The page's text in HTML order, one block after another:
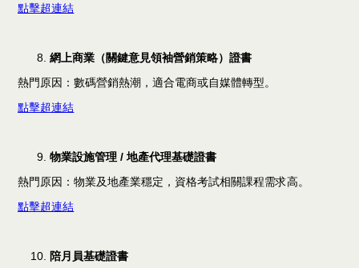
點擊超連結
網上商業（關鍵意見領袖營銷策略）證書
熱門原因：數碼營銷熱潮，適合電商或自媒體轉型。
點擊超連結
物業設施管理 /地產代理基礎證書
熱門原因：物業及地產業穩定，資格考試相關課程需求高。
點擊超連結
陪月員基礎證書